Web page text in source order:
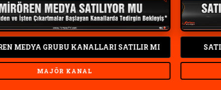
GRUBU KANALLARI SATILIR MI
MAJÖR KANAL
SATILIK